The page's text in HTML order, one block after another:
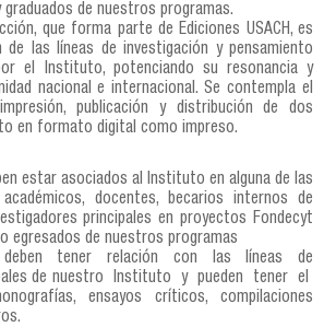
de nuestros programas.
que forma parte de Ediciones USACH, es
las líneas de investigación y pensamiento
el Instituto, potenciando su resonancia y
nacional e internacional. Se contempla el
publicación y distribución de dos
en formato digital como impreso.
estar asociados al Instituto en alguna de las
docentes, becarios internos de
principales en proyectos Fondecyt
egresados de nuestros programas
deben tener relación con las líneas de
de nuestro Instituto y pueden tener el
ensayos críticos, compilaciones